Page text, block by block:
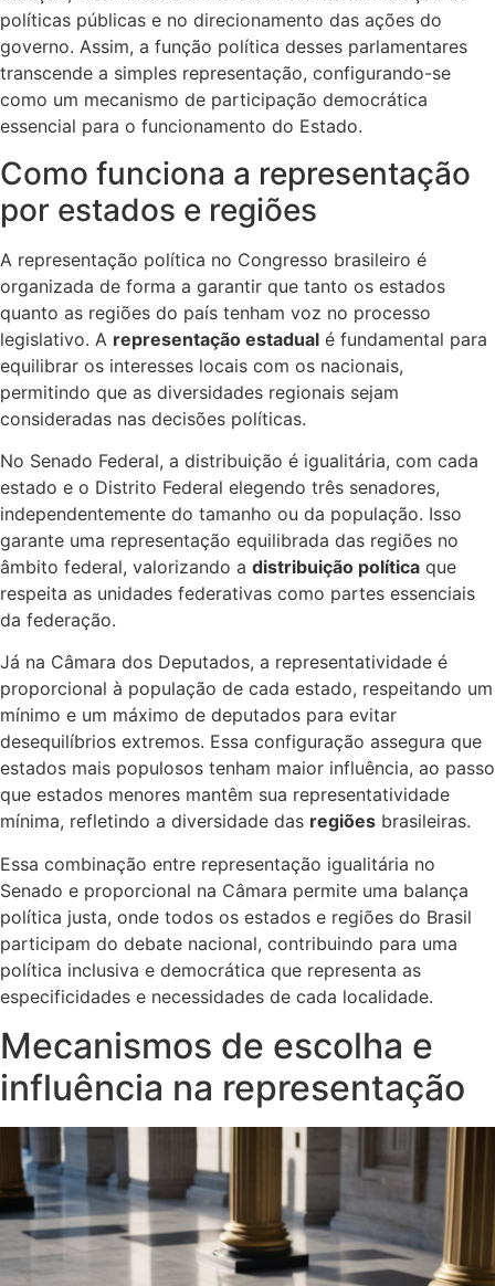
políticas públicas e no direcionamento das ações do
governo. Assim, a função política desses parlamentares
transcende a simples representação, configurando-se
como um mecanismo de participação democrática
essencial para o funcionamento do Estado.
Como funciona a representação
por estados e regiões
A representação política no Congresso brasileiro é
organizada de forma a garantir que tanto os estados
quanto as regiões do país tenham voz no processo
legislativo. A representação estadual é fundamental para
equilibrar os interesses locais com os nacionais,
permitindo que as diversidades regionais sejam
consideradas nas decisões políticas.
No Senado Federal, a distribuição é igualitária, com cada
estado e o Distrito Federal elegendo três senadores,
independentemente do tamanho ou da população. Isso
garante uma representação equilibrada das regiões no
âmbito federal, valorizando a distribuição política que
respeita as unidades federativas como partes essenciais
da federação.
Já na Câmara dos Deputados, a representatividade é
proporcional à população de cada estado, respeitando um
mínimo e um máximo de deputados para evitar
desequilíbrios extremos. Essa configuração assegura que
estados mais populosos tenham maior influência, ao passo
que estados menores mantêm sua representatividade
mínima, refletindo a diversidade das regiões brasileiras.
Essa combinação entre representação igualitária no
Senado e proporcional na Câmara permite uma balança
política justa, onde todos os estados e regiões do Brasil
participam do debate nacional, contribuindo para uma
política inclusiva e democrática que representa as
especificidades e necessidades de cada localidade.
Mecanismos de escolha e
influência na representação